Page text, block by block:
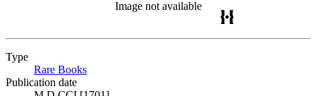
Image not available
Type
Rare Books
Publication date